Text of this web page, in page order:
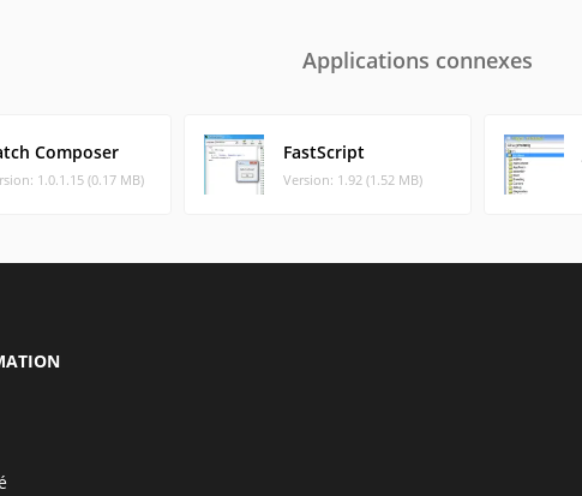
Applications connexes
Composer
1.0.1.15 (0.17 MB)
FastScript
Version: 1.92 (1.52 MB)